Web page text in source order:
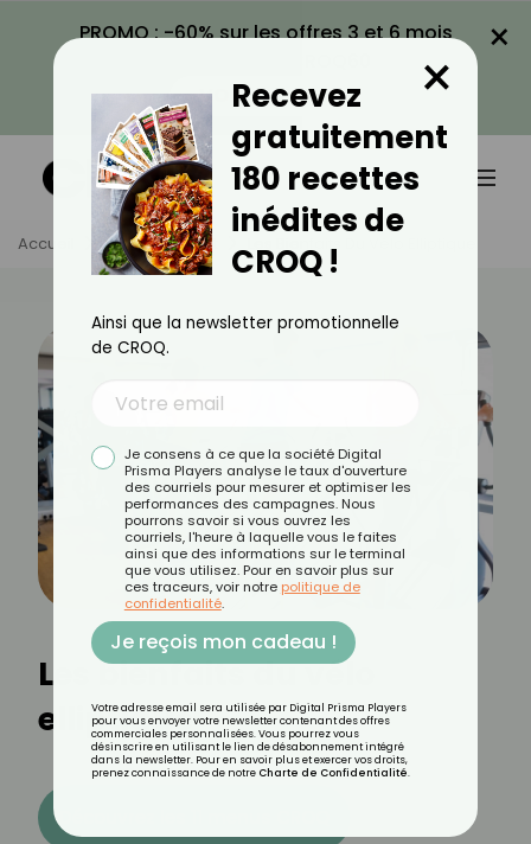
PROMO : -60% sur les offres 3 et 6 mois
VOIR LA PROMO
×
Accueil Actus Sport Les Bienfaits Du Vélo Elliptique
Les bienfaits du vélo
elliptique
Recevez
gratuitement
180 recettes
inédites de
CROQ !
×
Ainsi que la newsletter promotionnelle
de CROQ.
Je consens à ce que la société Digital
Prisma Players analyse le taux d'ouverture
des courriels pour mesurer et optimiser les
performances des campagnes. Nous
pourrons savoir si vous ouvrez les
courriels, l'heure à laquelle vous le faites
ainsi que des informations sur le terminal
que vous utilisez. Pour en savoir plus sur
ces traceurs, voir notre politique de
confidentialité.
Je reçois mon cadeau !
Votre adresse email sera utilisée par Digital Prisma Players
pour vous envoyer votre newsletter contenant des offres
commerciales personnalisées. Vous pourrez vous
désinscrire en utilisant le lien de désabonnement intégré
dans la newsletter. Pour en savoir plus et exercer vos droits,
prenez connaissance de notre Charte de Confidentialité.